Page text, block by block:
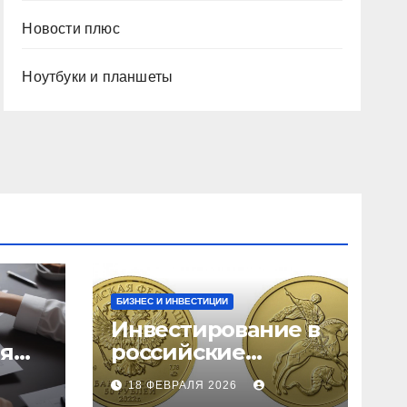
Новости плюс
Ноутбуки и планшеты
БИЗНЕС И ИНВЕСТИЦИИ
Инвестирование в
российские
золотые монеты:
подробное
18 ФЕВРАЛЯ 2026